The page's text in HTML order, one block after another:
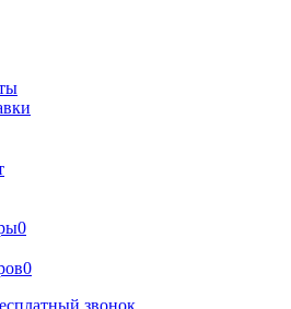
0
0
звонок